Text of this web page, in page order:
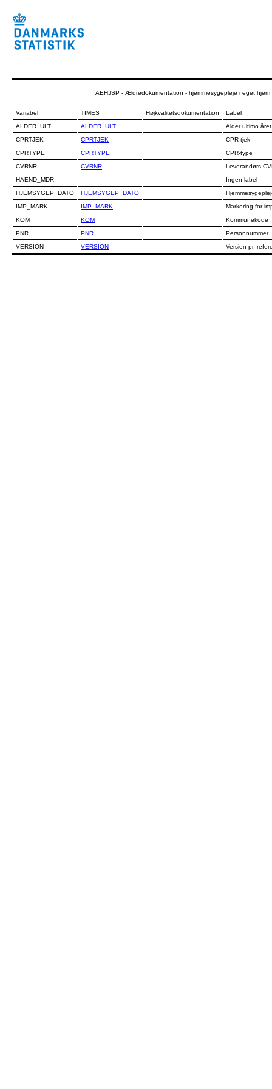
AEHJSP - Ældredokumentation - hjemmesygepleje i eget hjem
Variabel TIMES Højkvalitetsdokumentation
Label
ALDER_ULT
ALDER_ULT
Alder ultimo året
CPRTJEK
CPRTJEK
CPR-tjek
CPRTYPE
CPRTYPE
CPR-type
CVRNR
CVRNR
Leverandørs
HAEND_MDR
Ingen label
HJEMSYGEP_DATO
HJEMSYGEP_DATO
IMP_MARK
IMP_MARK
Markering for
KOM
KOM
Kommunekode
PNR
PNR
Personnummer
VERSION
VERSION Version pr.